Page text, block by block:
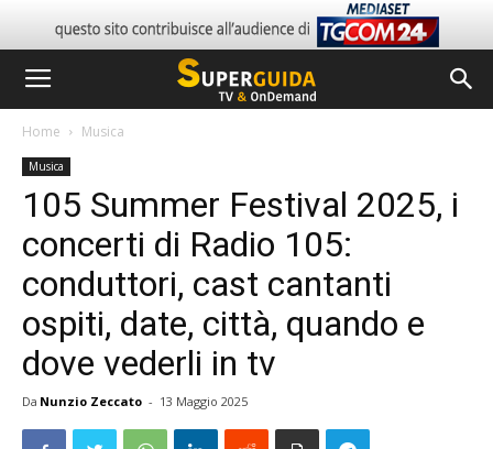
Home Musica
Musica
105 Summer Festival 2025, i
concerti di Radio 105:
conduttori, cast cantanti
ospiti, date, città, quando e
dove vederli in tv
Da Nunzio Zeccato - 13 Maggio 2025